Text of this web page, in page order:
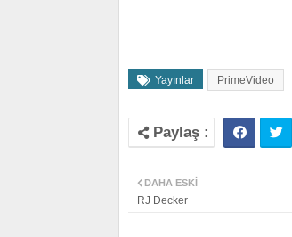
Yayınlar PrimeVideo
DAHA ESKI
RJ Decker